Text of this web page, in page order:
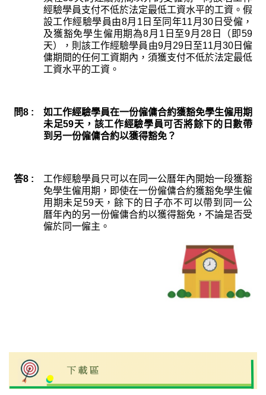
經驗學員支付不低於法定最低工資水平的工資。假
設工作經驗學員由8月1日 至同年11月30日 受僱，
及獲豁免學生僱用期為8月1日 至9月28日 （即59
天），則該工作經驗學員由9月29日 至11月30日僱
傭期間的任何工資期內，須獲支付不低於法定最低
工資水平的工資。
問8 :
如工作經驗學員在一份僱傭合約獲豁免學生僱用期
未足59天 ，該工作經驗學員可否將餘下的日數帶
到另一份僱傭合約以獲得豁免？
答8 :
工作經驗學員只可以在同一公曆年內開始一段獲豁
免學生僱用期，即使在一份僱傭合約獲豁免學生僱
用期未足59天 ，餘下的日子亦不可以帶到同一公
曆年內的另一份僱傭合約以獲得豁免，不論是否受
僱於同一僱主。